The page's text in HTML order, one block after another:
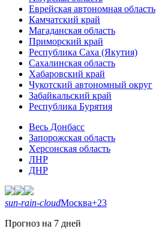
Еврейская автономная область
Камчатский край
Магаданская область
Приморский край
Республика Саха (Якутия)
Сахалинская область
Хабаровский край
Чукотский автономный округ
Забайкальский край
Республика Бурятия
Весь Донбасс
Запорожская область
Херсонская область
ЛНР
ДНР
sun-rain-cloudМосква+23
Прогноз на 7 дней